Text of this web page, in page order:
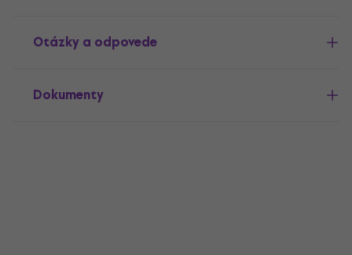
Otázky a odpovede
Dokumenty